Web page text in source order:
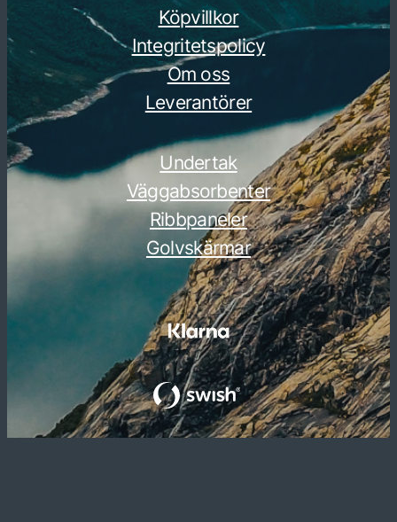
Köpvillkor
Integritetspolicy
Om oss
Leverantörer
Undertak
Väggabsorbenter
Ribbpaneler
Golvskärmar